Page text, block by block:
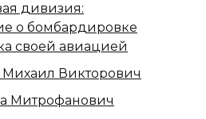
дивизия:
о бомбардировке
своей авиацией
Михаил Викторович
Митрофанович